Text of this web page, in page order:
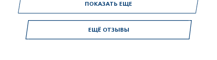
ЕЩЁ ОТЗЫВЫ
ПОКАЗАТЬ ЕЩЕ